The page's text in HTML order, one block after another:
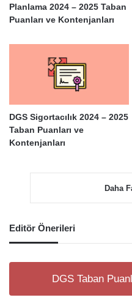
Planlama 2024 – 2025 Taban
Puanları ve Kontenjanları
DGS Sigortacılık 2024 – 2025
Taban Puanları ve
Kontenjanları
Daha
Editör Önerileri
DGS Taban